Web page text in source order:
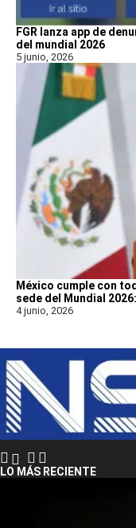
FGR lanza app de
del mundial 2026
5 junio, 2026
México cumple con
sede del Mundial
4 junio, 2026
LO MÁS RECIENTE